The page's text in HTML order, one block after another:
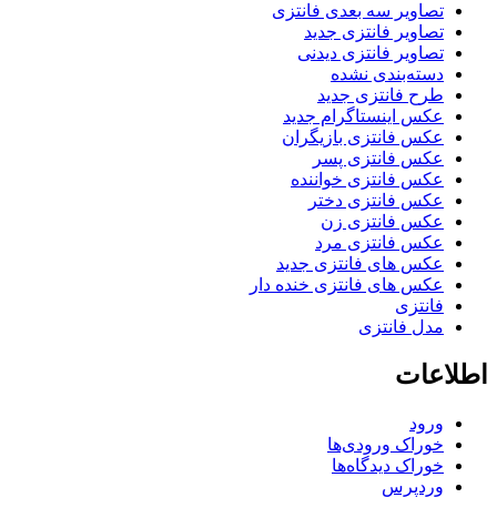
تصاویر سه بعدی فانتزی
تصاویر فانتزی جدید
تصاویر فانتزی دیدنی
دسته‌بندی نشده
طرح فانتزی جدید
عکس اینستاگرام جدید
عکس فانتزی بازیگران
عکس فانتزی پسر
عکس فانتزی خواننده
عکس فانتزی دختر
عکس فانتزی زن
عکس فانتزی مرد
عکس های فانتزی جدید
عکس های فانتزی خنده دار
فانتزی
مدل فانتزی
اطلاعات
ورود
خوراک ورودی‌ها
خوراک دیدگاه‌ها
وردپرس